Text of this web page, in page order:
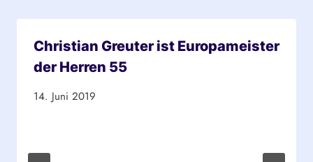
Christian Greuter ist Europameister
der Herren 55
14. Juni 2019